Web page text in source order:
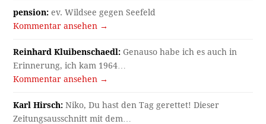
pension: ev. Wildsee gegen Seefeld
Kommentar ansehen →
Reinhard Kluibenschaedl: Genauso habe ich es auch in
Erinnerung, ich kam 1964…
Kommentar ansehen →
Karl Hirsch: Niko, Du hast den Tag gerettet! Dieser
Zeitungsausschnitt mit dem…